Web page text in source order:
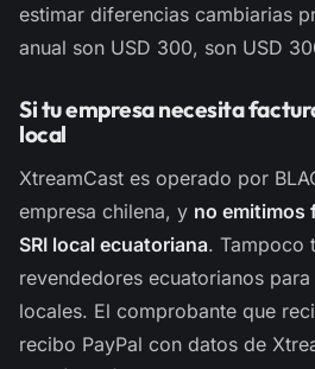
estimar diferencias cambiarias
anual son USD 300, son USD
Si tu empresa necesita
local
XtreamCast es operado por
empresa chilena, y no emitimos
SRI local ecuatoriana. Tampoco
revendedores ecuatorianos
locales. El comprobante que
recibo PayPal con datos de